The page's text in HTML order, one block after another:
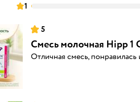
1
5
Смесь молочная Hipp 1
Отличная смесь,